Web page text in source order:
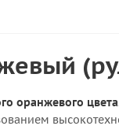
оранжевого цвета